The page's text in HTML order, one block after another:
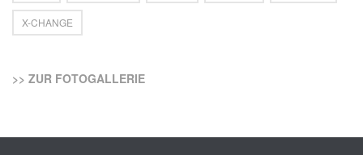
X-CHANGE
>> ZUR FOTOGALLERIE